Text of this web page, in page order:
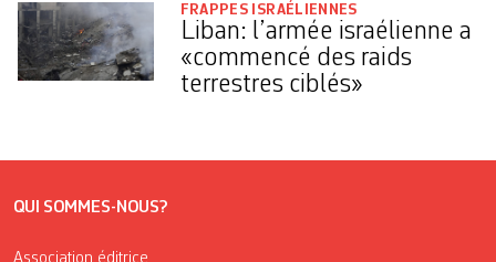
FRAPPES ISRAÉLIENNES
Liban: l’armée israélienne a
«commencé des raids
terrestres ciblés»
QUI SOMMES-NOUS?
Association éditrice